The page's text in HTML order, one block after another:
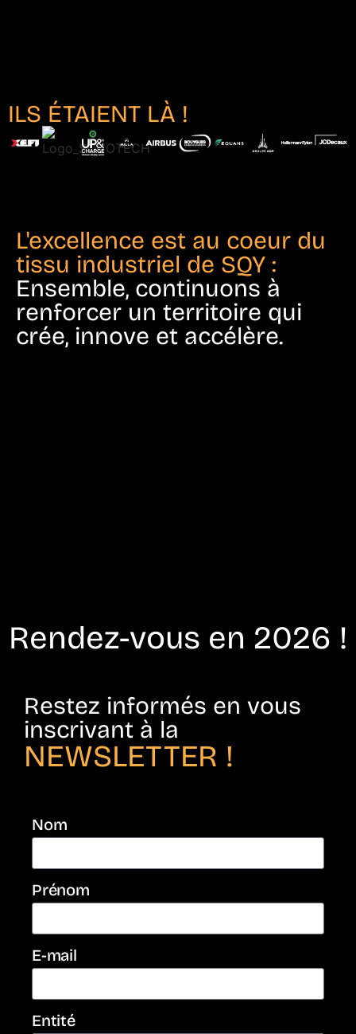
ILS ÉTAIENT LÀ !
L'excellence est au coeur du
tissu industriel de SQY :
Ensemble, continuons à
renforcer un territoire qui
crée, innove et accélère.
Rendez-vous en 2026 !
Restez informés en vous
inscrivant à la
NEWSLETTER !
Nom
Prénom
E-mail
Entité